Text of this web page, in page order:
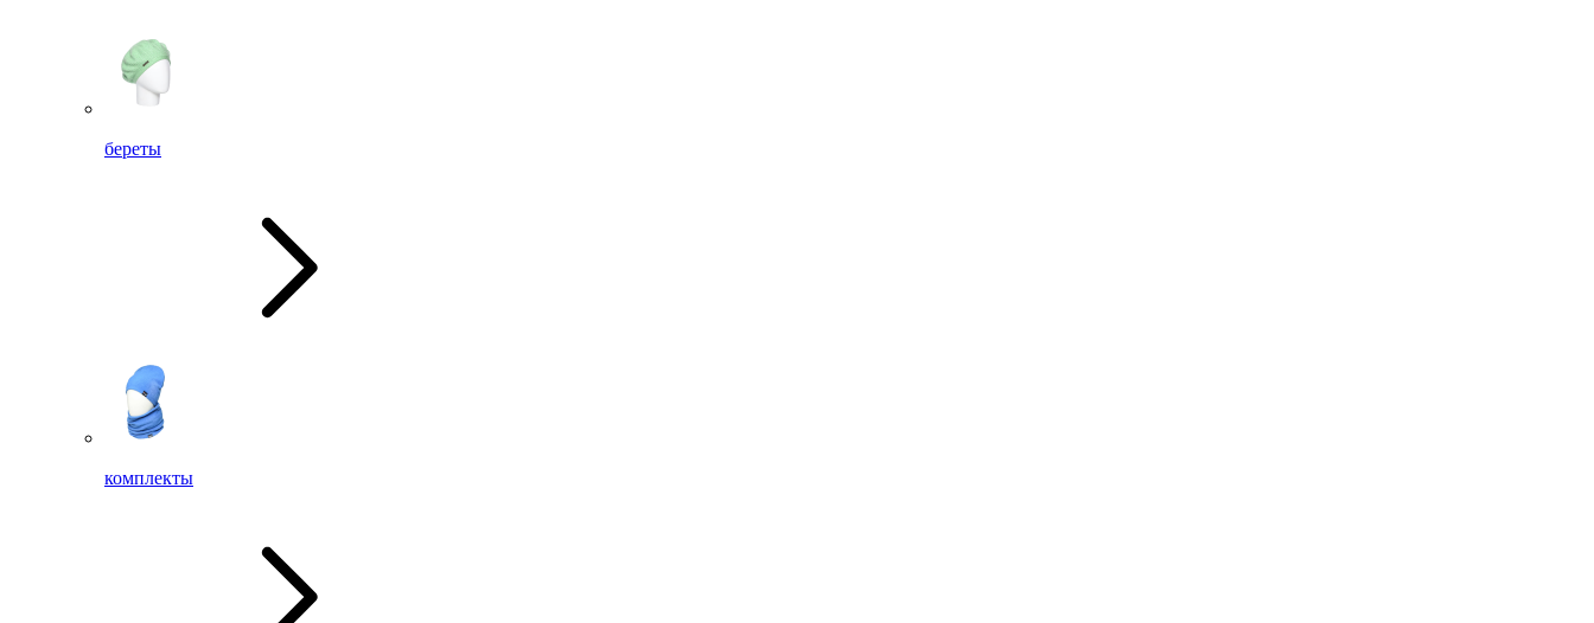
береты
комплекты